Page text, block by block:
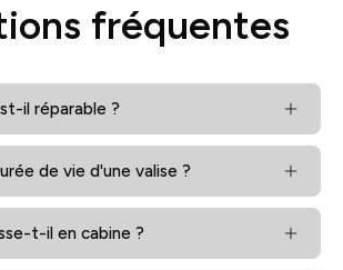
fréquentes
il réparable ?
de vie d'une valise ?
t-il en cabine ?